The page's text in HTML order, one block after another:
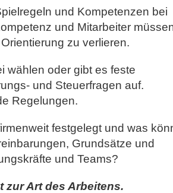
und Kompetenzen bei
und Mitarbeiter
zu verlieren.
wählen oder gibt es feste
und Steuerfragen auf.
Regelungen.
festgelegt und was
Grundsätze und
und Teams?
zur Art des Arbeitens.